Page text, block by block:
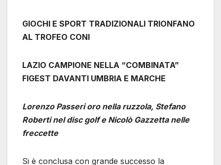
GIOCHI E SPORT TRADIZIONALI TRIONFANO
AL TROFEO CONI
LAZIO CAMPIONE NELLA “COMBINATA”
FIGEST DAVANTI UMBRIA E MARCHE
Lorenzo Passeri oro nella ruzzola, Stefano
Roberti nel disc golf e Nicolò Gazzetta nelle
freccette
Si è conclusa con grande successo la